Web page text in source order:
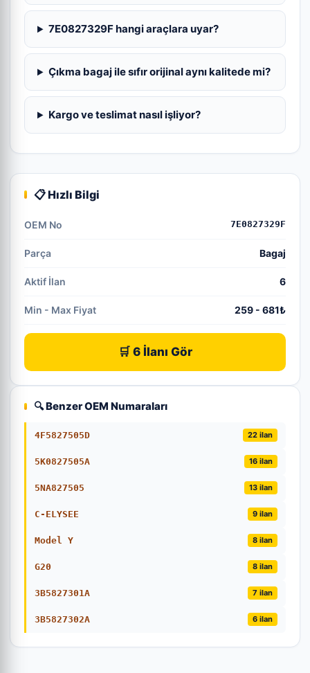
7E0827329F hangi araçlara uyar?
Çıkma bagaj ile sıfır orijinal aynı kalitede mi?
Kargo ve teslimat nasıl işliyor?
📋 Hızlı Bilgi
OEM No 7E0827329F
Parça Bagaj
Aktif İlan 6
Min - Max Fiyat 259 - 681₺
🛒 6 İlanı Gör
🔍 Benzer OEM Numaraları
4F5827505D 22 ilan
5K0827505A 16 ilan
5NA827505 13 ilan
C-ELYSEE 9 ilan
Model Y 8 ilan
G20 8 ilan
3B5827301A 7 ilan
3B5827302A 6 ilan